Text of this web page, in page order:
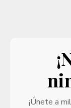
¡Únete a